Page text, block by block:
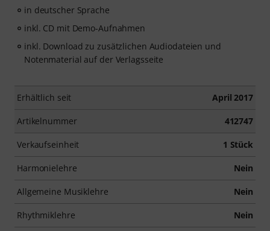
in deutscher Sprache
inkl. CD mit Demo-Aufnahmen
inkl. Download zu zusätzlichen Audiodateien und
Notenmaterial auf der Verlagsseite
Erhältlich seit April 2017
Artikelnummer 412747
Verkaufseinheit 1 Stück
Harmonielehre Nein
Allgemeine Musiklehre Nein
Rhythmiklehre Nein